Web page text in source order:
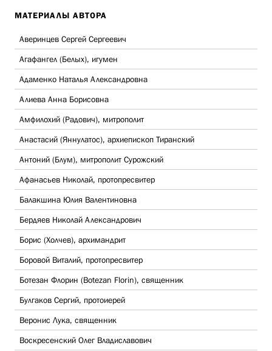
МАТЕРИАЛЫ АВТОРА
Аверинцев Сергей Сергеевич
Агафангел (Белых), игумен
Адаменко Наталья Александровна
Алиева Анна Борисовна
Амфилохий (Радович), митрополит
Анастасий (Яннулатос), архиепископ Тиранский
Антоний (Блум), митрополит Сурожский
Афанасьев Николай, протопресвитер
Балакшина Юлия Валентиновна
Бердяев Николай Александрович
Борис (Холчев), архимандрит
Боровой Виталий, протопресвитер
Ботезан Флорин (Botezan Florin), священник
Булгаков Сергий, протоиерей
Веронис Лука, священник
Воскресенский Олег Владиславович